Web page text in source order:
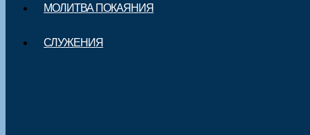
МОЛИТВА ПОКАЯНИЯ
СЛУЖЕНИЯ